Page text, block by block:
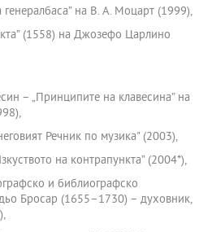
на В. А. Моцарт (1999),
(1558) на Джозефо Царлино
– „Принципите на клавесина” на
Речник по музика" (2003),
на контрапункта” (2004*),
и библиографско
Бросар (1655–1730) – духовник,